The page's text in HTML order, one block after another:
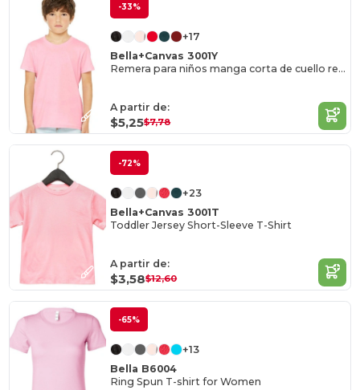
-33%
+17
Bella+Canvas 3001Y
Remera para niños manga corta de cuello redondo Jersey
A partir de:
$5,25$7,78
-72%
+23
Bella+Canvas 3001T
Toddler Jersey Short-Sleeve T-Shirt
A partir de:
$3,58$12,60
-65%
+13
Bella B6004
Ring Spun T-shirt for Women